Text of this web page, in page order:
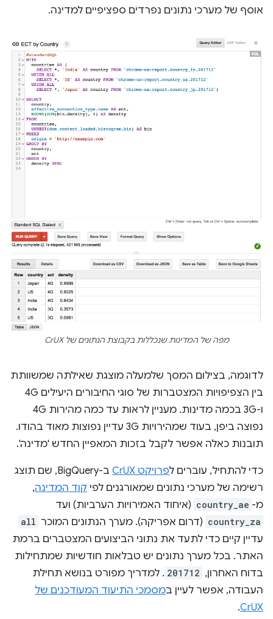
אוסף של מערכי נתונים נפרדים ספציפיים למדינה.
מפה של המדינות שנכללות בקבוצת הנתונים של CrUX
לדוגמה, בצילום המסך שלמעלה מוצגת שאילתה שמשוותת
בין הצפיפויות המצטברות של סוגי החיבורים היעילים 4G
ו-3G בכמה מדינות. מעניין לראות עד כמה מהירות 4G
נפוצה ביפן, בעוד שמהירויות 3G עדיין נפוצות מאוד בהודו.
תובנות כאלה אפשר לקבל בזכות המאפיין החדש 'מדינה'.
כדי להתחיל, עוברים לפרויקט CrUX
ב-BigQuery, שם תוצג
רשימה של מערכי נתונים שמאורגנים לפי קוד המדינה,
מ- country_ae (איחוד האמירויות הערביות) ועד
country_za (דרום אפריקה). מערך הנתונים המוכר all
עדיין קיים כדי לתעד את נתוני הביצועים המצטברים ברמת
האתר. בכל מערך נתונים יש טבלאות חודשיות שמתחילות
בדוח האחרון, 201712 . למדריך מפורט בנושא תחילת
העבודה, אפשר לעיין במסמכי התיעוד המעודכנים של
CrUX
.